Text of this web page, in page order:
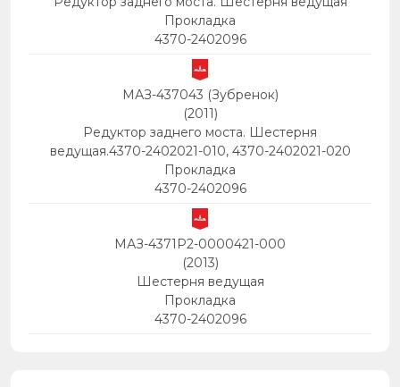
Прокладка
4370-2402096
МАЗ-437043 (Зубренок)
(2011)
Редуктор заднего моста. Шестерня
ведущая.4370-2402021-010, 4370-2402021-020
Прокладка
4370-2402096
МАЗ-4371P2-0000421-000
(2013)
Шестерня ведущая
Прокладка
4370-2402096